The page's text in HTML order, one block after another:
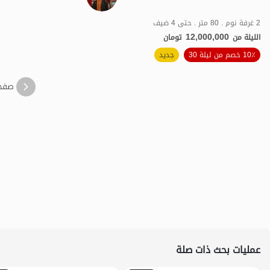
2 غرفة نوم . 80 متر . حتى 4 ضيف
الليلة من 12,000,000 تومان
10٪ خصم من ليلة 30
جديد
عمليات بحث ذات صلة